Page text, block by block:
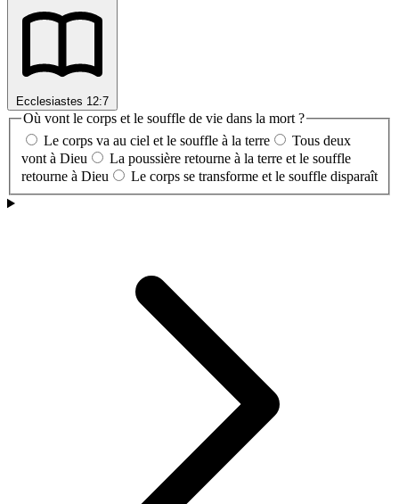
Ecclesiastes 12:7
Où vont le corps et le souffle de vie dans la mort ?
Le corps va au ciel et le souffle à la terre
Tous deux
vont à Dieu
La poussière retourne à la terre et le souffle
retourne à Dieu
Le corps se transforme et le souffle disparaît